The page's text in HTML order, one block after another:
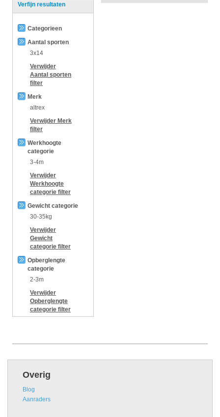
Verfijn resultaten
Categorieen
Aantal sporten
3x14
Verwijder
Aantal sporten
filter
Merk
altrex
Verwijder Merk
filter
Werkhoogte
categorie
3-4m
Verwijder
Werkhoogte
categorie filter
Gewicht categorie
30-35kg
Verwijder
Gewicht
categorie filter
Opberglengte
categorie
2-3m
Verwijder
Opberglengte
categorie filter
Overig
Blog
Aanraders